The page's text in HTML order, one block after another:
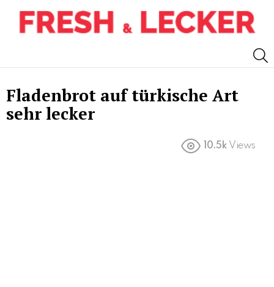
Fladenbrot auf türkische Art
sehr lecker
10.5k Views